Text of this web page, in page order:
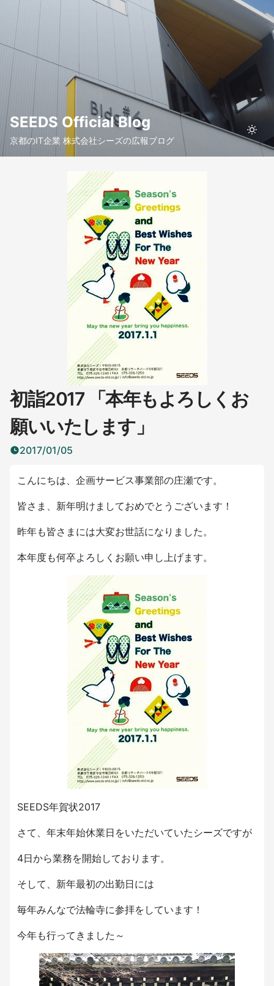
SEEDS Official Blog
京都のIT企業 株式会社シーズの広報ブログ
初詣2017 「本年もよろしくお
願いいたします」
2017/01/05
こんにちは、企画サービス事業部の庄瀬です。
皆さま、新年明けましておめでとうございます！
昨年も皆さまには大変お世話になりました。
本年度も何卒よろしくお願い申し上げます。
SEEDS年賀状2017
さて、年末年始休業日をいただいていたシーズですが
4日から業務を開始しております。
そして、新年最初の出勤日には
毎年みんなで法輪寺に参拝をしています！
今年も行ってきました～